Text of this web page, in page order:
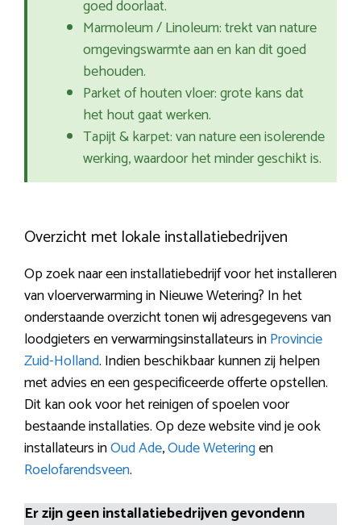
goed doorlaat.
Marmoleum / Linoleum: trekt van nature
omgevingswarmte aan en kan dit goed
behouden.
Parket of houten vloer: grote kans dat
het hout gaat werken.
Tapijt & karpet: van nature een isolerende
werking, waardoor het minder geschikt is.
Overzicht met lokale installatiebedrijven
Op zoek naar een installatiebedrijf voor het installeren
van vloerverwarming in Nieuwe Wetering? In het
onderstaande overzicht tonen wij adresgegevens van
loodgieters en verwarmingsinstallateurs inProvincie
Zuid-Holland. Indien beschikbaar kunnen zij helpen
met advies en een gespecificeerde offerte opstellen.
Dit kan ook voor het reinigen of spoelen voor
bestaande installaties. Op deze website vind je ook
installateurs inOud Ade,Oude Weteringen
Roelofarendsveen.
Er zijn geen installatiebedrijven gevondenn